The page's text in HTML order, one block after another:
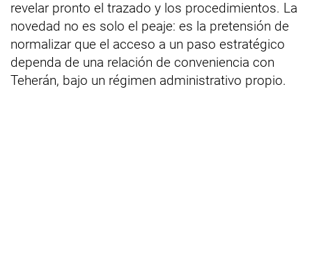
revelar pronto el trazado y los procedimientos. La
novedad no es solo el peaje: es la pretensión de
normalizar que el acceso a un paso estratégico
dependa de una relación de conveniencia con
Teherán, bajo un régimen administrativo propio.